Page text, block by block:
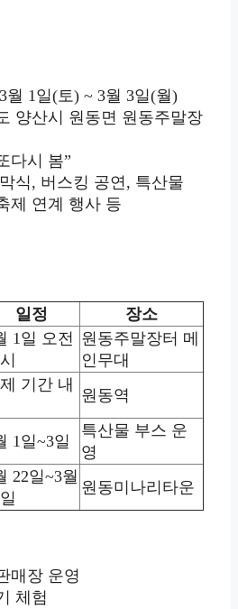
월 1일(토) ~ 3월 3일(월)
양산시 원동면 원동주말장
다시 봄”
식, 버스킹 공연, 특산물
제 연계 행사 등
일정
장소
1일 오전 원동주말장터 메
인무대
기간 내
원동역
1일~3일
특산물 부스 운
영
22일~3월
원동미나리타운
매장 운영
체험